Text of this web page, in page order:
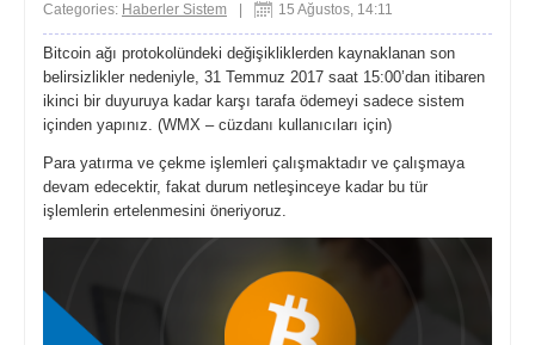
Categories: Haberler Sistem 15 Ağustos, 14:11
Bitcoin ağı protokolündeki değişikliklerden kaynaklanan son
belirsizlikler nedeniyle, 31 Temmuz 2017 saat 15:00’dan itibaren
ikinci bir duyuruya kadar karşı tarafa ödemeyi sadece sistem
içinden yapınız. (WMX – cüzdanı kullanıcıları için)
Para yatırma ve çekme işlemleri çalışmaktadır ve çalışmaya
devam edecektir, fakat durum netleşinceye kadar bu tür
işlemlerin ertelenmesini öneriyoruz.